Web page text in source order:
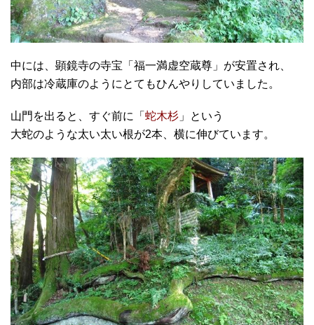
中には、顕鏡寺の寺宝「福一満虚空蔵尊」が安置され、
内部は冷蔵庫のようにとてもひんやりしていました。
山門を出ると、すぐ前に「 蛇木杉 」という
大蛇のような太い太い根が2本、横に伸びています。